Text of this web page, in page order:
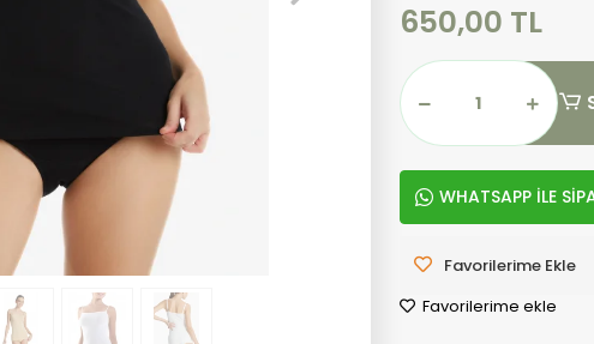
650,00 TL
WHATSAPP İLE
Favorilerime Ekle
Favorilerime ekle